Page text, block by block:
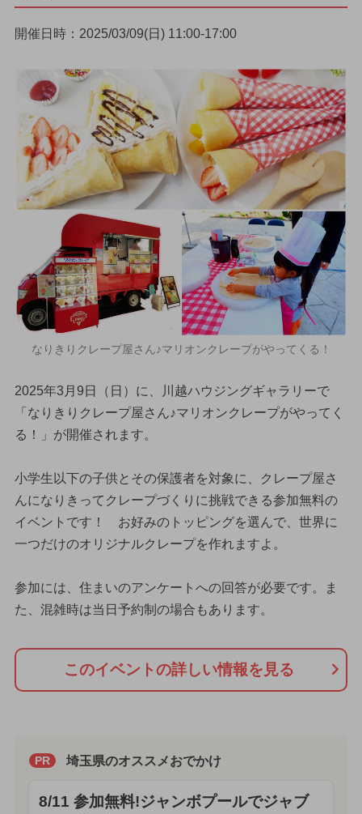
開催日時：2025/03/09(日) 11:00-17:00
なりきりクレープ屋さん♪マリオンクレープがやってくる！
2025年3月9日（日）に、川越ハウジングギャラリーで
「なりきりクレープ屋さん♪マリオンクレープがやってく
る！」が開催されます。
小学生以下の子供とその保護者を対象に、クレープ屋さ
んになりきってクレープづくりに挑戦できる参加無料の
イベントです！ お好みのトッピングを選んで、世界に
一つだけのオリジナルクレープを作れますよ。
参加には、住まいのアンケートへの回答が必要です。ま
た、混雑時は当日予約制の場合もあります。
このイベントの詳しい情報を見る
PR 埼玉県のオススメおでかけ
8/11 参加無料!ジャンボプールでジャブ